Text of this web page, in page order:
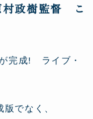
村政樹監督 こ
完成! ライブ・
でなく、